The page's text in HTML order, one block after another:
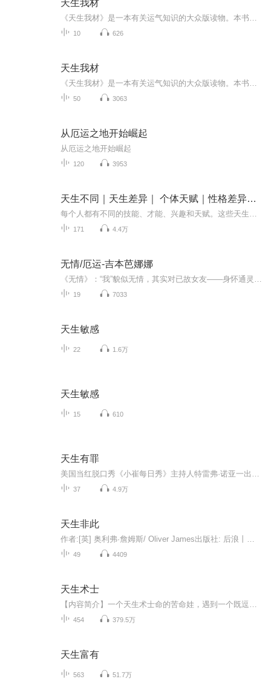
天生我材
10 626
天生我材
50 3063
从厄运之地开始崛起
从厄运之地开始崛起
120 3953
天生不同｜天生差异｜ 个体天赋｜性格差异｜天生的魅力
171 4.4万
无情/厄运-吉本芭娜娜
19 7033
天生敏感
22 1.6万
天生敏感
15 610
天生有罪
37 4.9万
天生非此
49 4409
天生术士
454 379.5万
天生富有
563 51.7万